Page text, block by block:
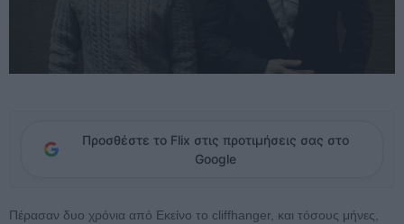
Προσθέστε το Flix στις προτιμήσεις σας στο
Google
Πέρασαν δυο χρόνια από Εκείνο το cliffhanger, και τόσους μήνες,